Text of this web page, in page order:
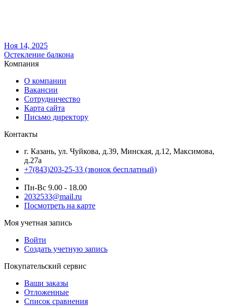
Ноя 14, 2025
Остекление балкона
Компания
О компании
Вакансии
Сотрудничество
Карта сайта
Письмо директору
Контакты
г. Казань, ул. Чуйкова, д.39, Минская, д.12, Максимова,
д.27а
+7(843)203-25-33 (звонок бесплатный)
Пн-Вс 9.00 - 18.00
2032533@mail.ru
Посмотреть на карте
Моя учетная запись
Войти
Создать учетную запись
Покупательский сервис
Ваши заказы
Отложенные
Список сравнения